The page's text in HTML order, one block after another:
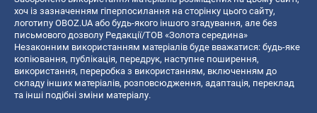
хоч із зазначенням гіперпосилання на сторінку цього сайту,
логотипу OBOZ.UA або будь-якого іншого згадування, але без
письмового дозволу Редакції/ТОВ «Золота середина»
Незаконним використанням матеріалів буде вважатися: будь-яке
копiювання, публiкацiя, передрук, наступне поширення,
використання, переробка з використанням, включенням до
складу інших матеріалів, розповсюдження, адаптація, переклад
та інші подібні зміни матеріалу.